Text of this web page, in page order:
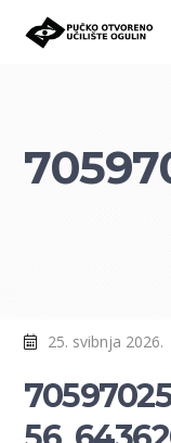
25. svibnja 2026.